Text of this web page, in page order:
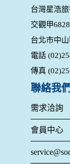
為提供精確的服
分析，分析結果
外，我們會視需
人之資料。
除非取得您的同
的個人資料揭露
在您於本網站註
贈獎時，本網站
業夥伴處取得個
身份證字號、電
當您註冊成功，
料。註冊時，本
成功，並登入使
其他除了上述，
台灣星浩
交觀甲
台北市中
電話
傳真
聯絡我們
需求洽詢
會員中心